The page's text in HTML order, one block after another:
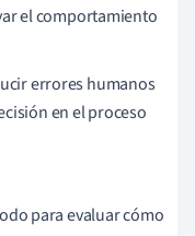
el comportamiento
errores humanos
en el proceso
para evaluar cómo